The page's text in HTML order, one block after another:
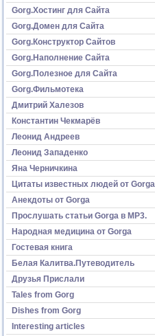
Gorg.Хостинг для Сайта
Gorg.Домен для Сайта
Gorg.Конструктор Сайтов
Gorg.Наполнение Сайта
Gorg.Полезное для Сайта
Gorg.Фильмотека
Дмитрий Халезов
Константин Чекмарёв
Леонид Андреев
Леонид Западенко
Яна Черничкина
Цитаты известных людей от Gorga
Анекдоты от Gorga
Прослушать статьи Gorga в МР3.
Народная медицина от Gorga
Гостевая книга
Белая Калитва.Путеводитель
Друзья Прислали
Tales from Gorg
Dishes from Gorg
Interesting articles